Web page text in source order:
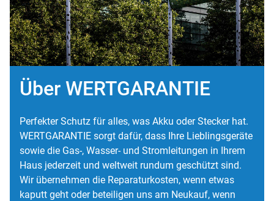
Über WERTGARANTIE
Perfekter Schutz für alles, was Akku oder Stecker hat.
WERTGARANTIE sorgt dafür, dass Ihre Lieblingsgeräte
sowie die Gas-, Wasser- und Stromleitungen in Ihrem
Haus jederzeit und weltweit rundum geschützt sind.
Wir übernehmen die Reparaturkosten, wenn etwas
kaputt geht oder beteiligen uns am Neukauf, wenn